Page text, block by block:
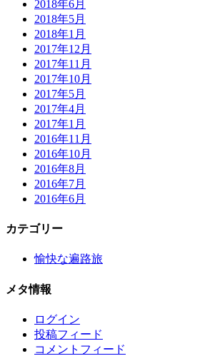
2018年6月
2018年5月
2018年1月
2017年12月
2017年11月
2017年10月
2017年5月
2017年4月
2017年1月
2016年11月
2016年10月
2016年8月
2016年7月
2016年6月
カテゴリー
愉快な遍路旅
メタ情報
ログイン
投稿フィード
コメントフィード